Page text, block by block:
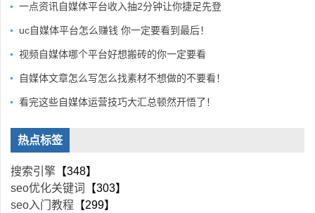
一点资讯自媒体平台收入抽2分钟让你捷足先登
uc自媒体平台怎么赚钱 你一定要看到最后！
视频自媒体哪个平台好想搬砖的你一定要看
自媒体文章怎么写怎么找素材不想做的不要看！
看完这些自媒体运营技巧大汇总顿然开悟了！
热点标签
搜索引擎 【348】
seo优化关键词
【303】
seo入门教程 【299】